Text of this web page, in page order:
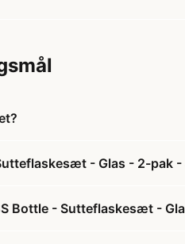
- Glas - 2-pak
Bottle - Sutteflaskesæt -